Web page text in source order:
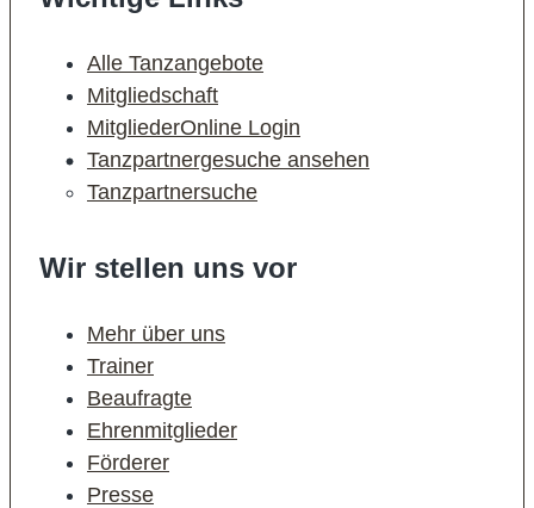
Alle Tanzangebote
Mitgliedschaft
MitgliederOnline Login
Tanzpartnergesuche ansehen
Tanzpartnersuche
Wir stellen uns vor
Mehr über uns
Trainer
Beaufragte
Ehrenmitglieder
Förderer
Presse